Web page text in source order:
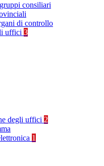
consiliari
di controllo
uffici 3
degli uffici 2
1